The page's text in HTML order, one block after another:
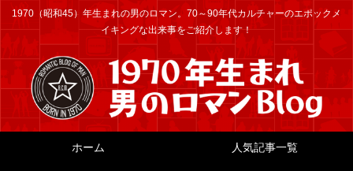
1970（昭和45）年生まれの男のロマン。70～90年代カルチャーのエポックメ
イキングな出来事をご紹介します！
ホーム 人気記事一覧